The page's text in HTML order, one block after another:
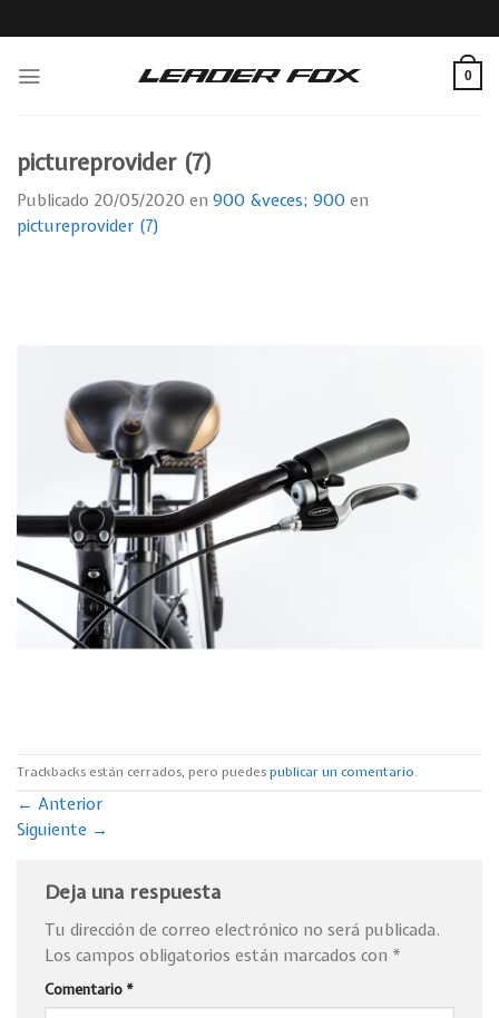
to
0
pictureprovider (7)
Publicado 20/05/2020 en 900 &veces; 900 en
pictureprovider (7)
Trackbacks están cerrados, pero puedespublicar un comentario.
← Anterior
Siguiente →
Deja una respuesta
Tu dirección de correo electrónico no será publicada.
Los campos obligatorios están marcados con *
Comentario *